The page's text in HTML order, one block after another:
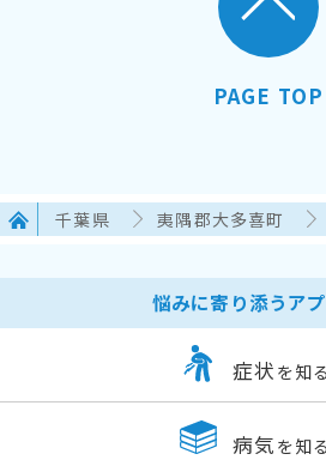
PAGE TOP
千葉県 夷隅郡大多喜町
悩みに寄り添うア
症状 を知る
病気 を知る